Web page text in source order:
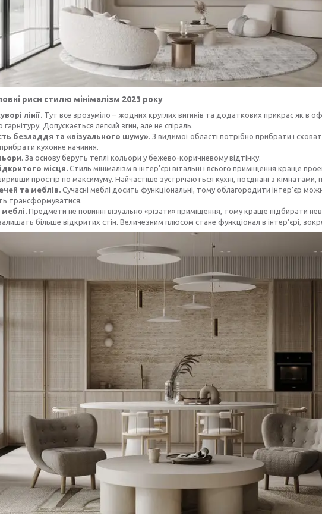
риси стилю мінімалізм 2023 року
лінії. Тут все зрозуміло – жодних круглих вигинів та додаткових прикрас як в
Допускається легкий згин, але не спіраль.
безладдя та «візуального шуму». З видимої області потрібно прибрати і
кухонне начиння.
. За основу беруть теплі кольори у бежево-коричневому відтінку.
місця. Стиль мінімалізм в інтер'єрі вітальні і всього приміщення краще
простір по максимуму. Найчастіше зустрічаються кухні, поєднані з
та меблів. Сучасні меблі досить функціональні, тому облагородити інтер'єр
трансформуватися.
меблі. Предмети не повинні візуально «різати» приміщення, тому краще підбирати
більше відкритих стін. Величезним плюсом стане функціонал в інтер'єрі,